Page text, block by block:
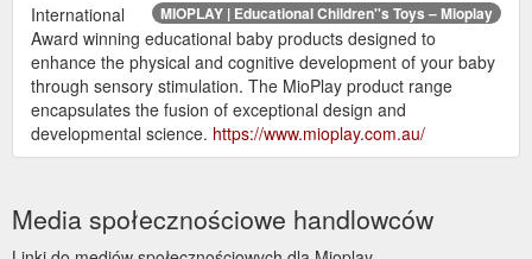
MIOPLAY | Educational Children''s Toys – Mioplay
International
Award winning educational baby products designed to
enhance the physical and cognitive development of your baby
through sensory stimulation. The MioPlay product range
encapsulates the fusion of exceptional design and
developmental science. https://www.mioplay.com.au/
Media społecznościowe handlowców